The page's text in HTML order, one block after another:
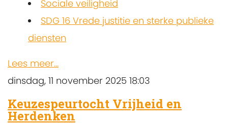
Sociale veiligheid
SDG 16 Vrede justitie en sterke publieke
diensten
Lees meer...
dinsdag, 11 november 2025 18:03
Keuzespeurtocht Vrijheid en
Herdenken